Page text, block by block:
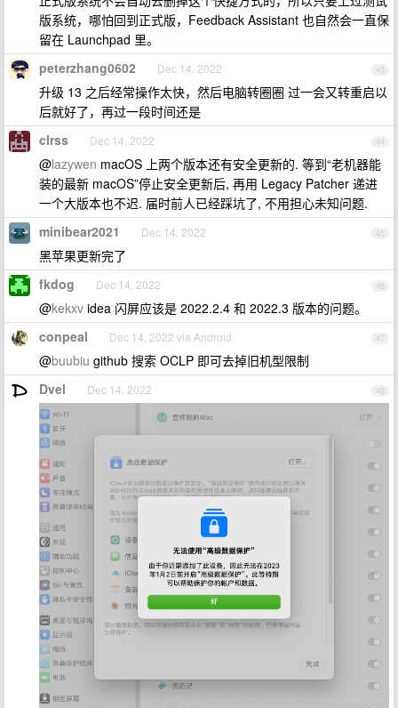
版系统，哪怕回到正式版，Feedback Assistant 也自然会一直保
留在 Launchpad 里。
43
peterzhang0602 Dec 14, 2022
升级 13 之后经常操作太快，然后电脑转圈圈 过一会又转重启以
后就好了，再过一段时间还是
44
clrss Dec 14, 2022
@lazywen macOS 上两个版本还有安全更新的. 等到“老机器能
装的最新 macOS”停止安全更新后, 再用 Legacy Patcher 递进
一个大版本也不迟. 届时前人已经踩坑了, 不用担心未知问题.
45
minibear2021 Dec 14, 2022
黑苹果更新完了
46
fkdog Dec 14, 2022
@kekxv idea 闪屏应该是 2022.2.4 和 2022.3 版本的问题。
47
conpeal Dec 14, 2022 via Android
@buubiu github 搜索 OCLP 即可去掉旧机型限制
48
Dvel Dec 14, 2022